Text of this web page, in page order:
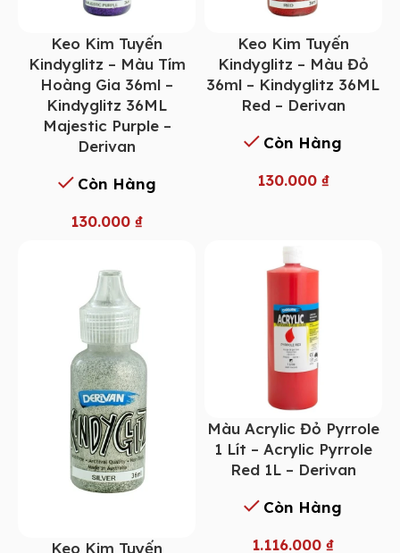
Keo Kim Tuyến
Kindyglitz – Màu Tím
Hoàng Gia 36ml –
Kindyglitz 36ML
Majestic Purple –
Derivan
Còn Hàng
130.000 ₫
Keo Kim Tuyến
Kindyglitz – Màu Đỏ
36ml – Kindyglitz 36ML
Red – Derivan
Còn Hàng
130.000 ₫
Keo Kim Tuyến
Màu Acrylic Đỏ Pyrrole
1 Lít – Acrylic Pyrrole
Red 1L – Derivan
Còn Hàng
1.116.000₫